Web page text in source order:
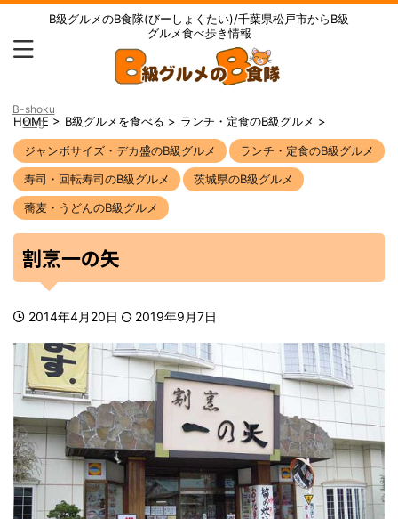
B級グルメのB食隊(びーしょくたい)/千葉県松戸市からB級
グルメ食べ歩き情報
HOME > B級グルメを食べる > ランチ・定食のB級グルメ >
ジャンボサイズ・デカ盛のB級グルメ
ランチ・定食のB級グルメ
寿司・回転寿司のB級グルメ
茨城県のB級グルメ
蕎麦・うどんのB級グルメ
割烹一の矢
2014年4月20日 2019年9月7日
B-shoku
blog